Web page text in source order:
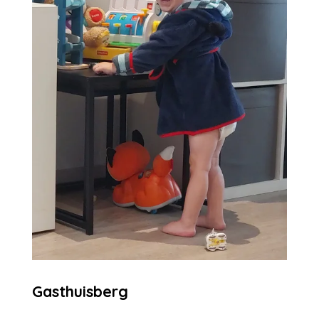
Gasthuisberg